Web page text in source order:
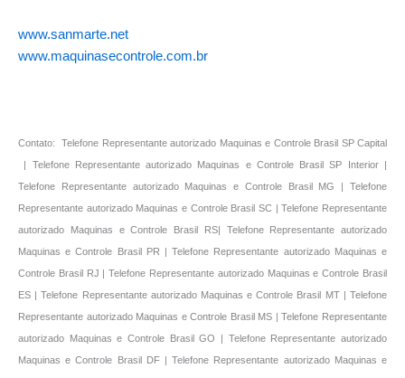
www.sanmarte.net
www.maquinasecontrole.com.br
Contato: Telefone Representante autorizado Maquinas e Controle Brasil SP Capital
| Telefone Representante autorizado Maquinas e Controle Brasil SP Interior |
Telefone Representante autorizado Maquinas e Controle Brasil MG | Telefone
Representante autorizado Maquinas e Controle Brasil SC | Telefone Representante
autorizado Maquinas e Controle Brasil RS| Telefone Representante autorizado
Maquinas e Controle Brasil PR | Telefone Representante autorizado Maquinas e
Controle Brasil RJ | Telefone Representante autorizado Maquinas e Controle Brasil
ES | Telefone Representante autorizado Maquinas e Controle Brasil MT | Telefone
Representante autorizado Maquinas e Controle Brasil MS | Telefone Representante
autorizado Maquinas e Controle Brasil GO | Telefone Representante autorizado
Maquinas e Controle Brasil DF | Telefone Representante autorizado Maquinas e